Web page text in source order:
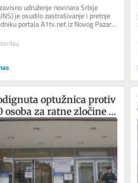
udruženje novinara Srbije
je osudilo zastrašivanje i pretnje
portala A1tv.net iz Novog Pazara
Radetincu. NUNS je u...
optužnica protiv
osoba za ratne zločine u